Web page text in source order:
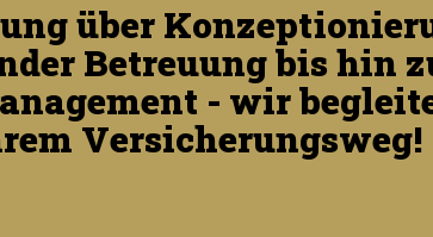
über
Betreuung bis hin
- wir
Versicherungsweg!